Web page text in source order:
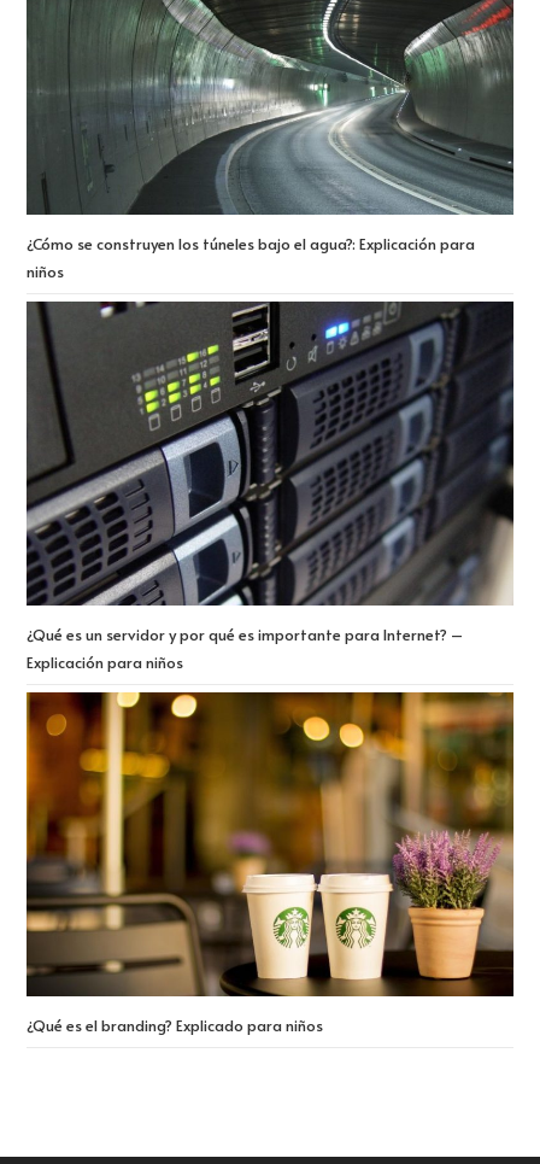
¿Cómo se construyen los túneles bajo el agua?: Explicación para
niños
¿Qué es un servidor y por qué es importante para Internet? –
Explicación para niños
¿Qué es el branding? Explicado para niños